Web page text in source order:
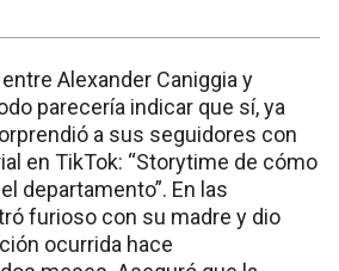
Alexander Caniggia y
parecería indicar que sí, ya
a sus seguidores con
en TikTok: “Storytime de cómo
departamento”. En las
furioso con su madre y dio
ocurrida hace